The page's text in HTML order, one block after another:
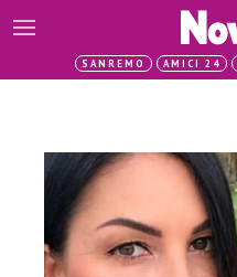
SANREMO AMICI 24